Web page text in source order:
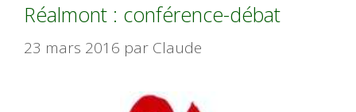
Réalmont : conférence-débat
23 mars 2016 par Claude